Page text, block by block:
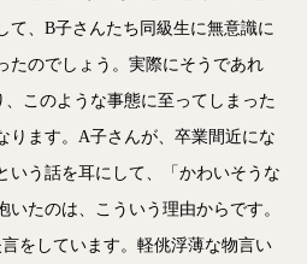
て、B子さんたち同級生に無意識に
たのでしょう。実際にそうであれ
このような事態に至ってしまった
ります。A子さんが、卒業間近にな
いう話を耳にして、「かわいそうな
たのは、こういう理由からです。
をしています。軽佻浮薄な物言い